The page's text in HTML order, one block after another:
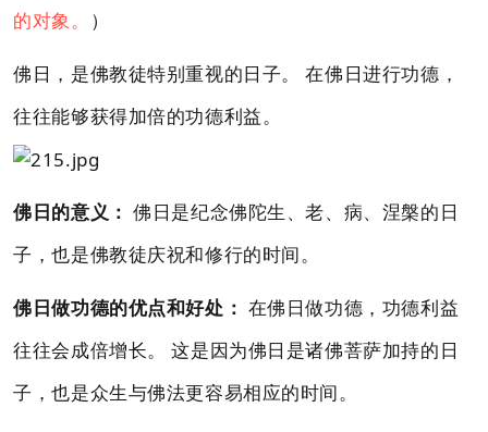
的对象。
）
佛日，是佛教徒特别重视的日子。 在佛日进行功德，
往往能够获得加倍的功德利益。
佛日的意义： 佛日是纪念佛陀生、老、病、涅槃的日
子，也是佛教徒庆祝和修行的时间。
佛日做功德的优点和好处： 在佛日做功德，功德利益
往往会成倍增长。 这是因为佛日是诸佛菩萨加持的日
子，也是众生与佛法更容易相应的时间。